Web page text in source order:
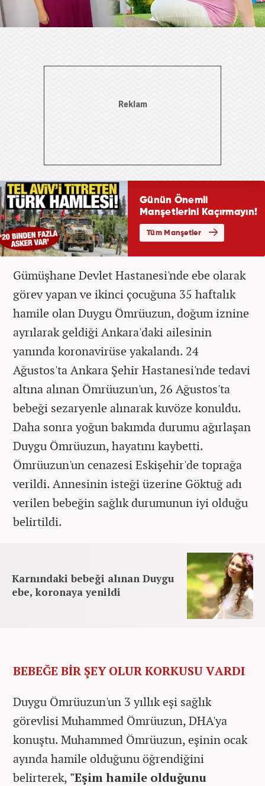
Gümüşhane Devlet Hastanesi'nde ebe olarak
görev yapan ve ikinci çocuğuna 35 haftalık
hamile olan Duygu Ömrüuzun, doğum iznine
ayrılarak geldiği Ankara'daki ailesinin
yanında koronavirüse yakalandı. 24
Ağustos'ta Ankara Şehir Hastanesi'nde tedavi
altına alınan Ömrüuzun'un, 26 Ağustos'ta
bebeği sezaryenle alınarak kuvöze konuldu.
Daha sonra yoğun bakımda durumu ağırlaşan
Duygu Ömrüuzun, hayatını kaybetti.
Ömrüuzun'un cenazesi Eskişehir'de toprağa
verildi. Annesinin isteği üzerine Göktuğ adı
verilen bebeğin sağlık durumunun iyi olduğu
belirtildi.
Karnındaki bebeği alınan Duygu
ebe, koronaya yenildi
BEBEĞE BİR ŞEY OLUR KORKUSU VARDI
Duygu Ömrüuzun'un 3 yıllık eşi sağlık
görevlisi Muhammed Ömrüuzun, DHA'ya
konuştu. Muhammed Ömrüuzun, eşinin ocak
ayında hamile olduğunu öğrendiğini
belirterek, "Eşim hamile olduğunu